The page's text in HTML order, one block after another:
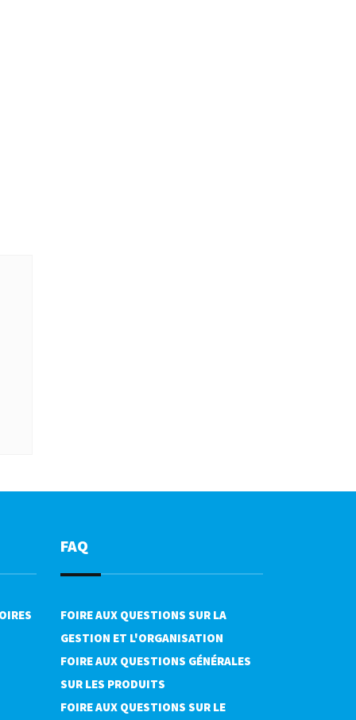
FAQ
FOIRE AUX QUESTIONS SUR LA
GESTION ET L'ORGANISATION
FOIRE AUX QUESTIONS GÉNÉRALES
SUR LES PRODUITS
FOIRE AUX QUESTIONS SUR LE